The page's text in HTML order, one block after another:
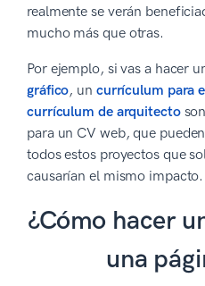
realmente se verán
mucho más que otras.
Por ejemplo, si vas a hacer
gráfico, un currículum para
currículum de arquitecto
para un CV web, que
todos estos proyectos que
causarían el mismo impacto.
¿Cómo hacer
una